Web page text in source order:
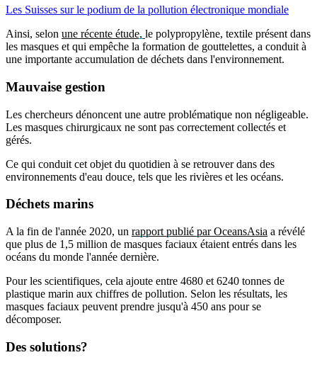
Les Suisses sur le podium de la pollution électronique mondiale
Ainsi, selon une récente étude, le polypropylène, textile présent dans
les masques et qui empêche la formation de gouttelettes, a conduit à
une importante accumulation de déchets dans l'environnement.
Mauvaise gestion
Les chercheurs dénoncent une autre problématique non négligeable.
Les masques chirurgicaux ne sont pas correctement collectés et
gérés.
Ce qui conduit cet objet du quotidien à se retrouver dans des
environnements d'eau douce, tels que les rivières et les océans.
Déchets marins
A la fin de l'année 2020, un rapport publié par OceansAsia a révélé
que plus de 1,5 million de masques faciaux étaient entrés dans les
océans du monde l'année dernière.
Pour les scientifiques, cela ajoute entre 4680 et 6240 tonnes de
plastique marin aux chiffres de pollution. Selon les résultats, les
masques faciaux peuvent prendre jusqu'à 450 ans pour se
décomposer.
Des solutions?